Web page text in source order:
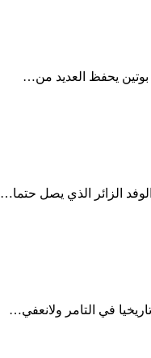
يحفظ العديد من…
الزائر الذي يصل حتما…
في التامر ولانعفي…